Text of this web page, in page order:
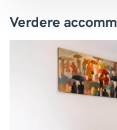
Verdere